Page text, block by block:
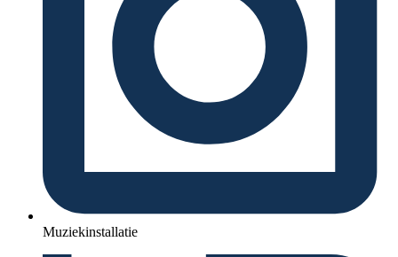
Muziekinstallatie